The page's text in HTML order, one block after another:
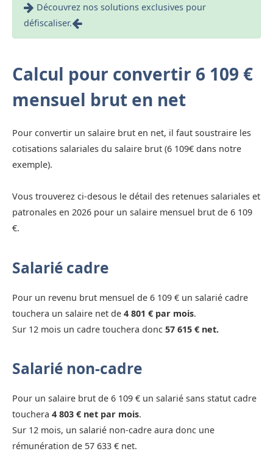
Découvrez nos solutions exclusives pour
défiscaliser.
Calcul pour convertir 6 109 €
mensuel brut en net
Pour convertir un salaire brut en net, il faut soustraire les
cotisations salariales du salaire brut (6 109€ dans notre
exemple).
Vous trouverez ci-desous le détail des retenues salariales et
patronales en 2026 pour un salaire mensuel brut de 6 109
€.
Salarié cadre
Pour un revenu brut mensuel de 6 109 € un salarié cadre
touchera un salaire net de 4 801 € par mois.
Sur 12 mois un cadre touchera donc 57 615 € net.
Salarié non-cadre
Pour un salaire brut de 6 109 € un salarié sans statut cadre
touchera 4 803 € net par mois.
Sur 12 mois, un salarié non-cadre aura donc une
rémunération de 57 633 € net.